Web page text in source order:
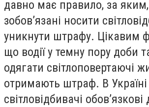
давно має правило, за
зобов’язані носити
уникнути штрафу. Цікавим
що водії у темну пору доби
одягати світлоповертаючі
отримають штраф. В
світловідбивачі обов’язкові